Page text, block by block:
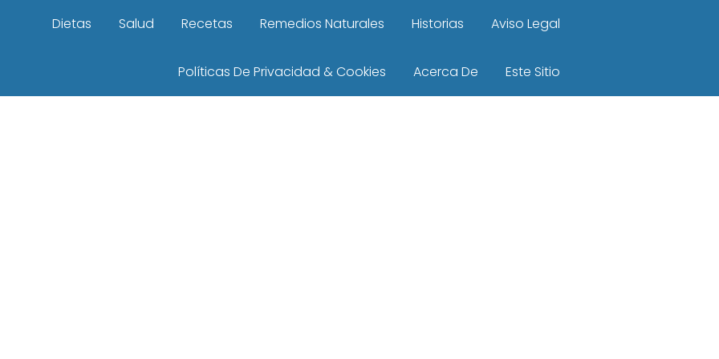
Dietas Salud Recetas Remedios Naturales Historias Aviso Legal
Políticas De Privacidad & Cookies Acerca De Este Sitio